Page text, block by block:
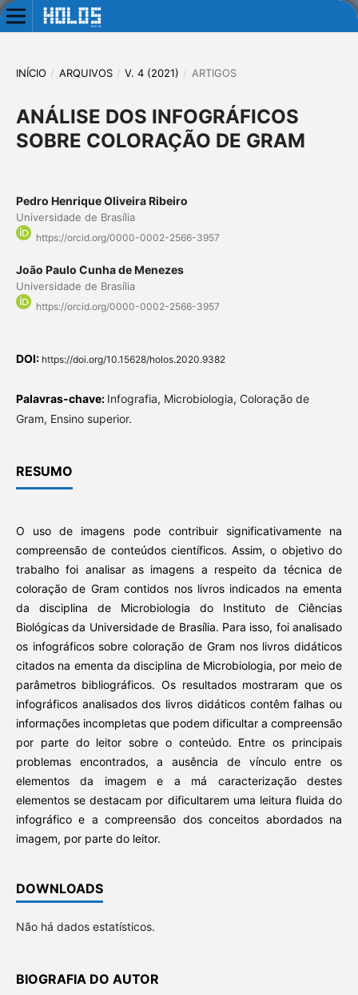
INÍCIO / ARQUIVOS / V. 4 (2021) / ARTIGOS
ANÁLISE DOS INFOGRÁFICOS
SOBRE COLORAÇÃO DE GRAM
Pedro Henrique Oliveira Ribeiro
Universidade de Brasília
https://orcid.org/0000-0002-2566-3957
João Paulo Cunha de Menezes
Universidade de Brasília
https://orcid.org/0000-0002-2566-3957
DOI: https://doi.org/10.15628/holos.2020.9382
Palavras-chave: Infografia, Microbiologia, Coloração de
Gram, Ensino superior.
RESUMO
O uso de imagens pode contribuir significativamente na
compreensão de conteúdos científicos. Assim, o objetivo do
trabalho foi analisar as imagens a respeito da técnica de
coloração de Gram contidos nos livros indicados na ementa
da disciplina de Microbiologia do Instituto de Ciências
Biológicas da Universidade de Brasília. Para isso, foi analisado
os infográficos sobre coloração de Gram nos livros didáticos
citados na ementa da disciplina de Microbiologia, por meio de
parâmetros bibliográficos. Os resultados mostraram que os
infográficos analisados dos livros didáticos contêm falhas ou
informações incompletas que podem dificultar a compreensão
por parte do leitor sobre o conteúdo. Entre os principais
problemas encontrados, a ausência de vínculo entre os
elementos da imagem e a má caracterização destes
elementos se destacam por dificultarem uma leitura fluida do
infográfico e a compreensão dos conceitos abordados na
imagem, por parte do leitor.
DOWNLOADS
Não há dados estatísticos.
BIOGRAFIA DO AUTOR